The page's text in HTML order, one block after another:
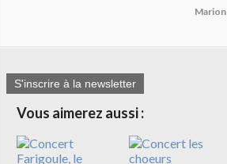
S'inscrire à la newsletter
Vous aimerez aussi :